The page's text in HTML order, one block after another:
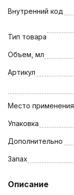
Внутренний код
Тип товара
Объем, мл
Артикул
Место применения
Упаковка
Дополнительно
Запах
Описание